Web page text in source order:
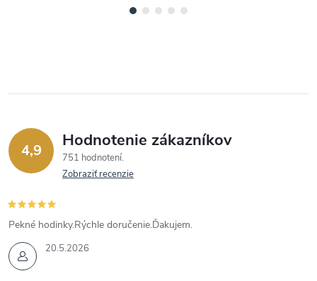
4,9 Hodnotenie zákazníkov
751 hodnotení
Zobraziť recenzie
20.5.2026
Pekné hodinky.Rýchle doručenie.Ďakujem.